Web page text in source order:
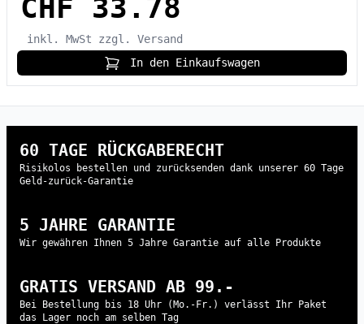
CHF 33.78
inkl. MwSt
zzgl. Versand
In den Einkaufswagen
60 TAGE RÜCKGABERECHT
Risikolos bestellen und zurücksenden dank unserer 60 Tage
Geld-zurück-Garantie
5 JAHRE GARANTIE
Wir gewähren Ihnen 5 Jahre Garantie auf alle Produkte
GRATIS VERSAND AB 99.-
Bei Bestellung bis 18 Uhr (Mo.-Fr.) verlässt Ihr Paket
das Lager noch am selben Tag